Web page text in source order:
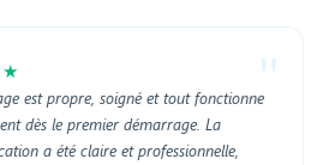
"
est propre, soigné et tout fonctionne
dès le premier démarrage. La
a été claire et professionnelle,